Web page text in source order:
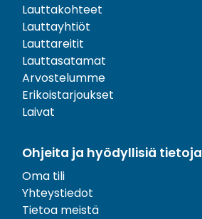
Lauttakohteet
Lauttayhtiöt
Lauttareitit
Lauttasatamat
Arvostelumme
Erikoistarjoukset
Laivat
Ohjeita ja hyödyllisiä tietoja
Oma tili
Yhteystiedot
Tietoa meistä